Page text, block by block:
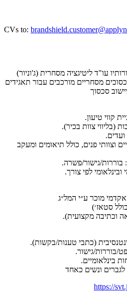
CVs to:
עו"ד ליטיגציה מסחרית (ג'וניור)
מסחריים מורכבים עבור תאגידים
סכסוך
קווי טיעון.
(בליווי צוות בכיר).
וצוותי פנים, כולל תיאומים ומעקב
בוררות/גישור/פשרה.
לפי צורך.
סטאז׳)
וכתיבה מקצועית).
(כתבי טענות/בקשות).
בוררות/גישור.
בינלאומיים.
https://